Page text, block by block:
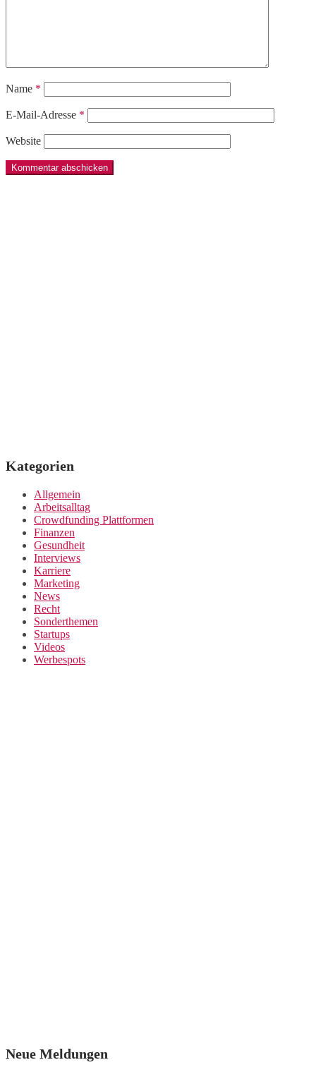
Name *
E-Mail-Adresse *
Website
Kategorien
Allgemein
Arbeitsalltag
Crowdfunding Plattformen
Finanzen
Gesundheit
Interviews
Karriere
Marketing
News
Recht
Sonderthemen
Startups
Videos
Werbespots
Neue Meldungen